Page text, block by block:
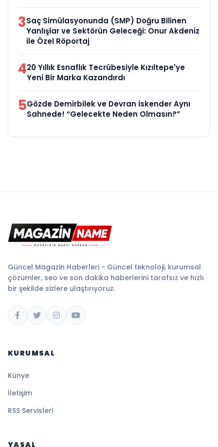
3Saç Simülasyonunda (SMP) Doğru Bilinen
Yanlışlar ve Sektörün Geleceği: Onur Akdeniz
ile Özel Röportaj
420 Yıllık Esnaflık Tecrübesiyle Kızıltepe'ye
Yeni Bir Marka Kazandırdı
5Gözde Demirbilek ve Devran İskender Aynı
Sahnede! “Gelecekte Neden Olmasın?”
Güncel Magazin Haberleri - Güncel teknoloji, kurumsal
çözümler, seo ve son dakika haberlerini tarafsız ve hızlı
bir şekilde sizlere ulaştırıyoruz.
KURUMSAL
Künye
İletişim
RSS Servisleri
YASAL